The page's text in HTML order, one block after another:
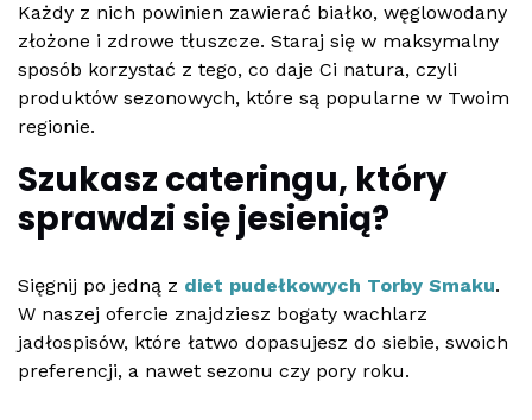
Każdy z nich powinien zawierać białko, węglowodany
złożone i zdrowe tłuszcze. Staraj się w maksymalny
sposób korzystać z tego, co daje Ci natura, czyli
produktów sezonowych, które są popularne w Twoim
regionie.
Szukasz cateringu, który
sprawdzi się jesienią?
Sięgnij po jedną z diet pudełkowych Torby Smaku.
W naszej ofercie znajdziesz bogaty wachlarz
jadłospisów, które łatwo dopasujesz do siebie, swoich
preferencji, a nawet sezonu czy pory roku.